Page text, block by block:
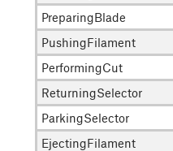
PreparingBlade
PushingFilament
PerformingCut
ReturningSelector
ParkingSelector
EjectingFilament